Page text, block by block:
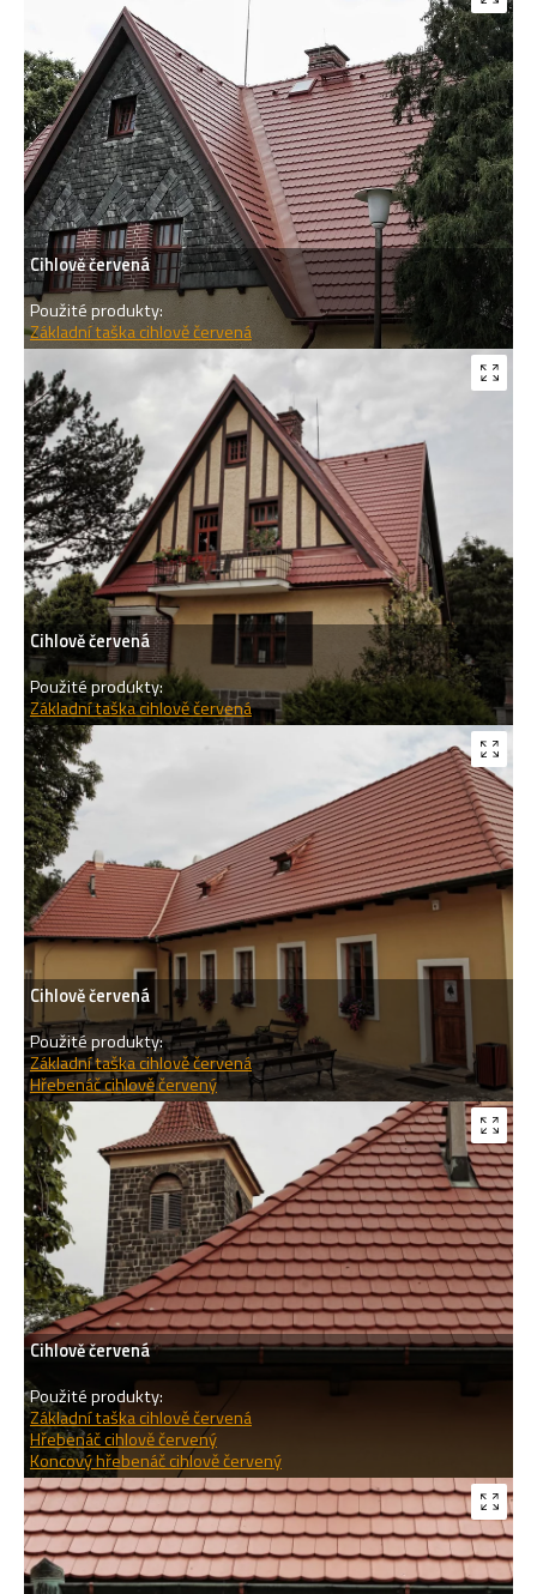
Cihlově červená
Použité produkty:
Základní taška cihlově červená
Cihlově červená
Použité produkty:
Základní taška cihlově červená
Cihlově červená
Použité produkty:
Základní taška cihlově červená
Hřebenáč cihlově červený
Cihlově červená
Použité produkty:
Základní taška cihlově červená
Hřebenáč cihlově červený
Koncový hřebenáč cihlově červený